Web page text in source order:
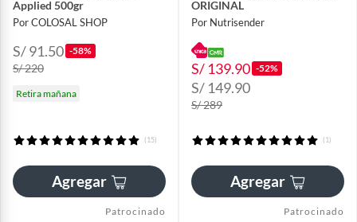
Applied 500gr
Por COLOSAL SHOP
S/ 91.50 -58%
S/ 220
Retira mañana
(15)
Agregar
Patrocinado
ORIGINAL
Por Nutrisender
S/ 139.90 -52%
S/ 149.90
S/ 289
(1)
Agregar
Patrocinado